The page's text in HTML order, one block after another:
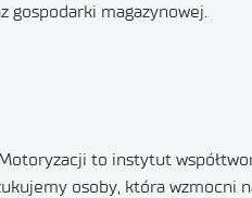
gospodarki magazynowej.
to instytut
osoby, która wzmocni